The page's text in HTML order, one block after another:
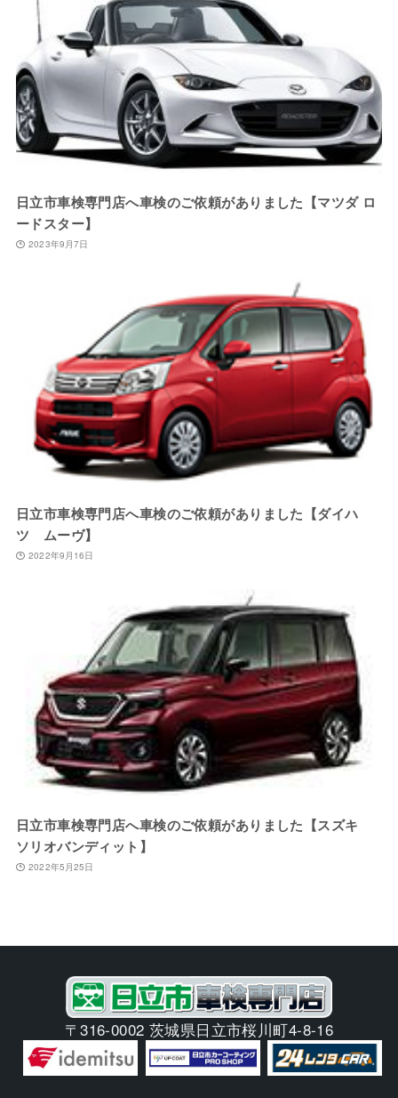
日立市車検専門店へ車検のご依頼がありました【マツダ ロ
ードスター】
2023年9月7日
日立市車検専門店へ車検のご依頼がありました【ダイハ
ツ ムーヴ】
2022年9月16日
日立市車検専門店へ車検のご依頼がありました【スズキ
ソリオバンディット】
2022年5月25日
〒316-0002 茨城県日立市桜川町4-8-16